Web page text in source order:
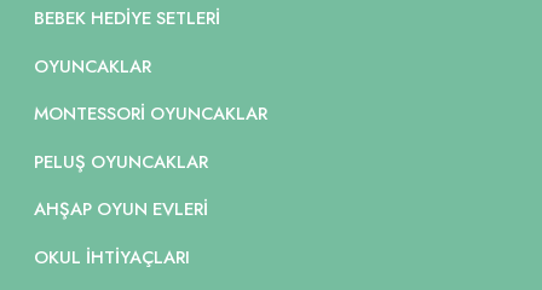
BEBEK HEDIYE SETLERI
OYUNCAKLAR
MONTESSORI OYUNCAKLAR
PELUŞ OYUNCAKLAR
AHŞAP OYUN EVLERI
OKUL İHTIYAÇLARI